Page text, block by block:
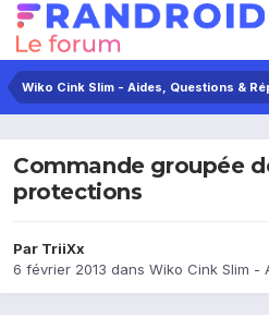
Wiko Cink Slim - Aides, Questions &
Commande groupée
protections
Par TriiXx
6 février 2013 dans Wiko Cink Slim -